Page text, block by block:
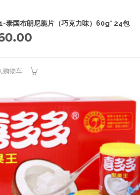
泰国布朗尼脆片（巧克力味）60g* 24包
购物车